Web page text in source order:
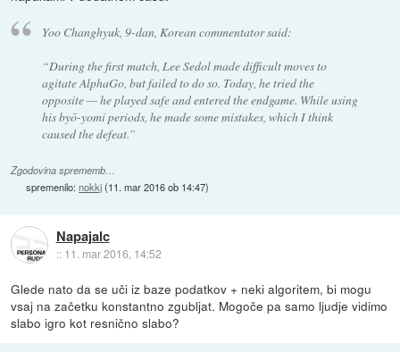
Yoo Changhyuk, 9-dan, Korean commentator said:
“During the first match, Lee Sedol made difficult moves to
agitate AlphaGo, but failed to do so. Today, he tried the
opposite — he played safe and entered the endgame. While using
his byō-yomi periods, he made some mistakes, which I think
caused the defeat.”
Zgodovina sprememb…
spremenilo:nokkj(11. mar 2016 ob 14:47)
Napajalc
:: 11. mar 2016, 14:52
Glede nato da se uči iz baze podatkov + neki algoritem, bi mogu
vsaj na začetku konstantno zgubljat. Mogoče pa samo ljudje vidimo
slabo igro kot resnično slabo?